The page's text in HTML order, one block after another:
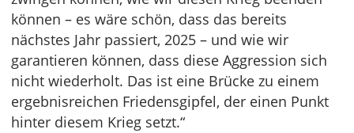
können – es wäre schön, dass das bereits
nächstes Jahr passiert, 2025 – und wie wir
garantieren können, dass diese Aggression sich
nicht wiederholt. Das ist eine Brücke zu einem
ergebnisreichen Friedensgipfel, der einen Punkt
hinter diesem Krieg setzt.“